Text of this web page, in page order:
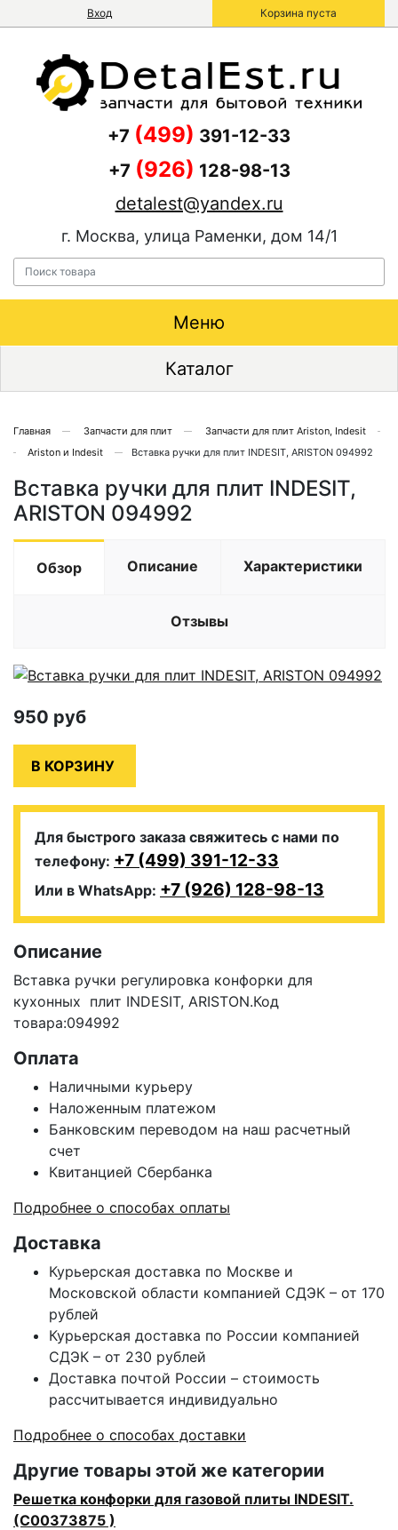
Вход Корзина пуста
+7 (499) 391-12-33
+7 (926) 128-98-13
detalest@yandex.ru
г. Москва, улица Раменки, дом 14/1
Меню
Каталог
Главная Запчасти для плит
Запчасти для плит Ariston, Indesit
Ariston и Indesit
Вставка ручки для плит INDESIT, ARISTON 094992
Вставка ручки для плит INDESIT,
ARISTON 094992
Обзор Описание Характеристики
Отзывы
950 руб
Для быстрого заказа свяжитесь с нами по
телефону: +7 (499) 391-12-33
Или в WhatsApp: +7 (926) 128-98-13
Описание
Вставка ручки регулировка конфорки для
кухонных плит INDESIT, ARISTON.Код
товара:094992
Оплата
Наличными курьеру
Наложенным платежом
Банковским переводом на наш расчетный
счет
Квитанцией Сбербанка
Подробнее о способах оплаты
Доставка
Курьерская доставка по Москве и
Московской области компанией СДЭК – от 170
рублей
Курьерская доставка по России компанией
СДЭК – от 230 рублей
Доставка почтой России – стоимость
рассчитывается индивидуально
Подробнее о способах доставки
Другие товары этой же категории
Решетка конфорки для газовой плиты INDESIT.
(C00373875 )